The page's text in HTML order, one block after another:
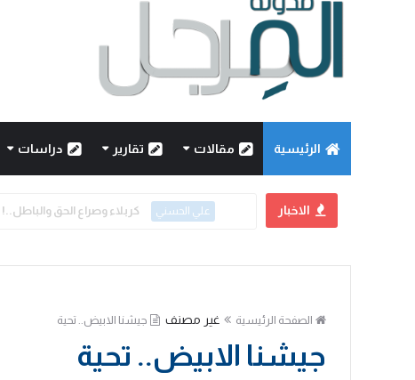
الرئيسية مقالات تقارير دراسات
الاخبار علي الحسني كربلاء وصراع الحق والباطل..!
الصفحة الرئيسية غير مصنف جيشنا الابيض.. تحية
جيشنا الابيض.. تحية